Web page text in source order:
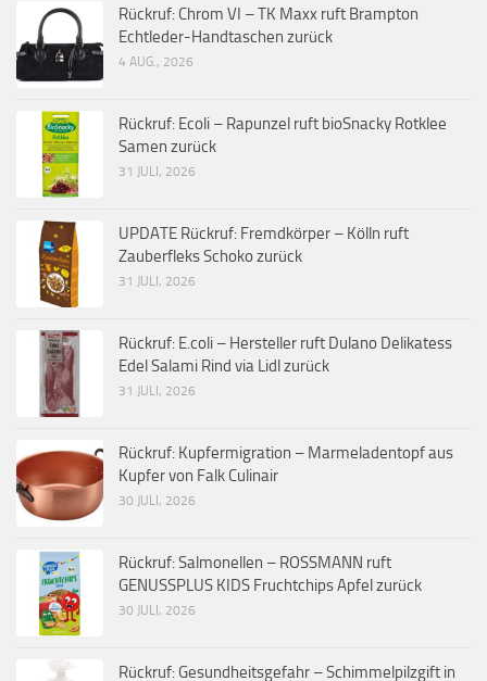
Rückruf: Chrom VI – TK Maxx ruft Brampton
Echtleder-Handtaschen zurück
4 AUG., 2026
Rückruf: Ecoli – Rapunzel ruft bioSnacky Rotklee
Samen zurück
31 JULI, 2026
UPDATE Rückruf: Fremdkörper – Kölln ruft
Zauberfleks Schoko zurück
31 JULI, 2026
Rückruf: E.coli – Hersteller ruft Dulano Delikatess
Edel Salami Rind via Lidl zurück
31 JULI, 2026
Rückruf: Kupfermigration – Marmeladentopf aus
Kupfer von Falk Culinair
30 JULI, 2026
Rückruf: Salmonellen – ROSSMANN ruft
GENUSSPLUS KIDS Fruchtchips Apfel zurück
30 JULI, 2026
Rückruf: Gesundheitsgefahr – Schimmelpilzgift in